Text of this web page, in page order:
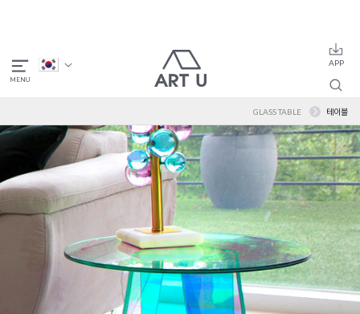
GLASS TABLE 테이블